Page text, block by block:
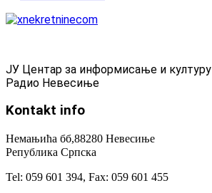
ЈУ Центар за информисање и културу
Радио Невесиње
Kontakt info
Немањића бб,88280 Невесиње
Република Српска
Tel: 059 601 394, Fax: 059 601 455